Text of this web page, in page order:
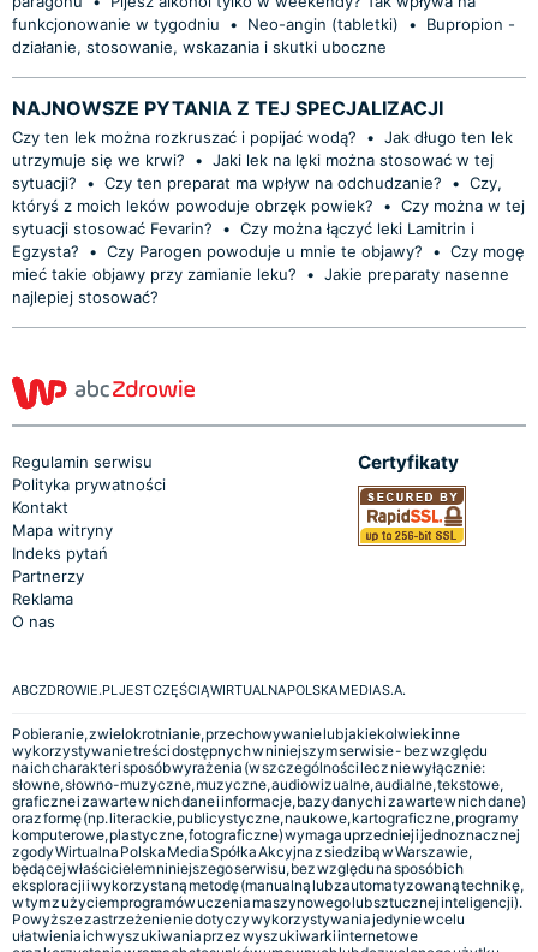
funkcjonowanie w tygodniu
• Neo-angin (tabletki) •
Bupropion -
działanie, stosowanie, wskazania i skutki uboczne
NAJNOWSZE PYTANIA Z TEJ SPECJALIZACJI
Czy ten lek można rozkruszać i popijać wodą? • Jak długo ten lek
utrzymuje się we krwi?
• Jaki lek na lęki można stosować w tej
sytuacji?
• Czy ten preparat ma wpływ na odchudzanie? • Czy,
któryś z moich leków powoduje obrzęk powiek?
• Czy można w tej
sytuacji stosować Fevarin?
• Czy można łączyć leki Lamitrin i
Egzysta?
• Czy Parogen powoduje u mnie te objawy? • Czy mogę
mieć takie objawy przy zamianie leku?
• Jakie preparaty nasenne
najlepiej stosować?
Regulamin serwisu
Polityka prywatności
Kontakt
Mapa witryny
Indeks pytań
Partnerzy
Reklama
O nas
Certyfikaty
ABCZDROWIE.PL JEST CZĘŚCIĄ WIRTUALNA POLSKA MEDIA S.A.
Pobieranie, zwielokrotnianie, przechowywanie lub jakiekolwiek inne
wykorzystywanie treści dostępnych w niniejszym serwisie - bez względu
na ich charakter i sposób wyrażenia (w szczególności lecz nie wyłącznie:
słowne, słowno-muzyczne, muzyczne, audiowizualne, audialne, tekstowe,
graficzne i zawarte w nich dane i informacje, bazy danych i zawarte w nich dane)
oraz formę (np. literackie, publicystyczne, naukowe, kartograficzne, programy
komputerowe, plastyczne, fotograficzne) wymaga uprzedniej i jednoznacznej
zgody Wirtualna Polska Media Spółka Akcyjna z siedzibą w Warszawie,
będącej właścicielem niniejszego serwisu, bez względu na sposób ich
eksploracji i wykorzystaną metodę (manualną lub zautomatyzowaną technikę,
w tym z użyciem programów uczenia maszynowego lub sztucznej inteligencji).
Powyższe zastrzeżenie nie dotyczy wykorzystywania jedynie w celu
ułatwienia ich wyszukiwania przez wyszukiwarki internetowe